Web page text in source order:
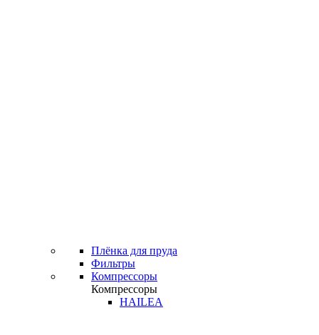
Плёнка для пруда
Фильтры
Компрессоры
Компрессоры
HAILEA